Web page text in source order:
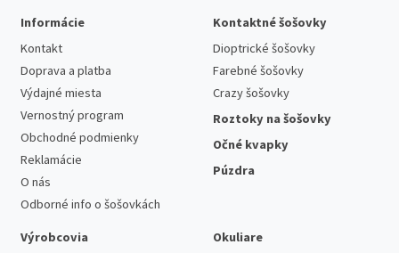
Informácie
Kontakt
Doprava a platba
Výdajné miesta
Vernostný program
Obchodné podmienky
Reklamácie
O nás
Odborné info o šošovkách
Kontaktné šošovky
Dioptrické šošovky
Farebné šošovky
Crazy šošovky
Roztoky na šošovky
Očné kvapky
Púzdra
Výrobcovia
Okuliare